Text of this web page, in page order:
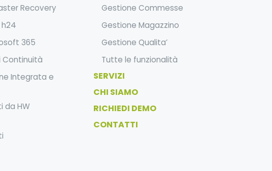
Recovery
365
Continuità
Integrata e
da HW
Gestione Commesse
Gestione Magazzino
Gestione Qualita’
Tutte le funzionalità
SERVIZI
CHI SIAMO
RICHIEDI DEMO
CONTATTI